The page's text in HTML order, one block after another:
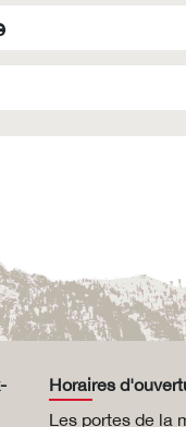
Horaires
Les portes de la